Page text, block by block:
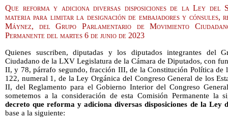
Que reforma y adiciona diversas disposiciones de la Ley del
materia para limitar la designación de embajadores y cónsules,
Máynez, del Grupo Parlamentario de Movimiento
Permanente del martes 6 de junio de 2023
Quienes suscriben, diputadas y los diputados integrantes del
Ciudadano de la LXV Legislatura de la Cámara de Diputados, con
II, y 78, párrafo segundo, fracción III, de la Constitución Política de
122, numeral 1, de la Ley Orgánica del Congreso General de los
II, del Reglamento para el Gobierno Interior del Congreso
sometemos a la consideración de esta Comisión Permanente la
decreto que reforma y adiciona diversas disposiciones de la Ley
base a la siguiente: